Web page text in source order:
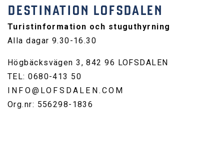
DESTINATION LOFSDALEN
Turistinformation och stuguthyrning
Alla dagar 9.30-16.30
Högbäcksvägen 3, 842 96 LOFSDALEN
TEL: 0680-413 50
INFO@LOFSDALEN.COM
Org.nr: 556298-1836